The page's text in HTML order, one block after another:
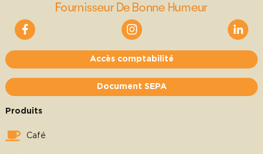
Accès comptabilité
Document SEPA
Produits
Café